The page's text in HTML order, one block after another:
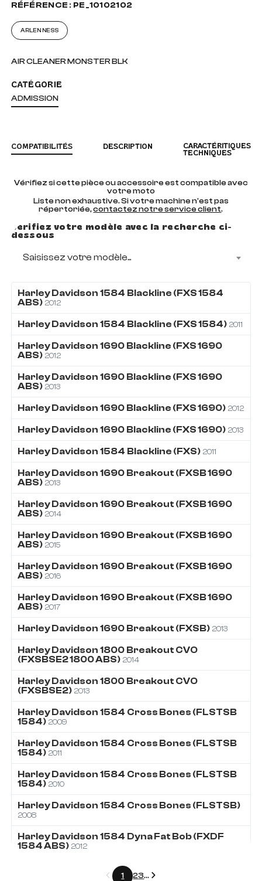
RÉFÉRENCE : PE_10102102
ARLEN NESS
AIR CLEANER MONSTER BLK
CATÉGORIE
ADMISSION
COMPATIBILITÉS DESCRIPTION
CARACTÉRITIQUES
TECHNIQUES
Vérifiez si cette pièce ou accessoire est compatible avec
votre moto
Liste non exhaustive. Si votre machine n'est pas
répertoriée,contactez notre service client.
Vérifiez votre modèle avec la recherche ci-
dessous
Saisissez votre modèle...
Harley Davidson 1584 Blackline (FXS 1584
ABS) 2012
Harley Davidson 1584 Blackline (FXS 1584) 2011
Harley Davidson 1690 Blackline (FXS 1690
ABS) 2012
Harley Davidson 1690 Blackline (FXS 1690
ABS) 2013
Harley Davidson 1690 Blackline (FXS 1690) 2012
Harley Davidson 1690 Blackline (FXS 1690) 2013
Harley Davidson 1584 Blackline (FXS) 2011
Harley Davidson 1690 Breakout (FXSB 1690
ABS) 2013
Harley Davidson 1690 Breakout (FXSB 1690
ABS) 2014
Harley Davidson 1690 Breakout (FXSB 1690
ABS) 2015
Harley Davidson 1690 Breakout (FXSB 1690
ABS) 2016
Harley Davidson 1690 Breakout (FXSB 1690
ABS) 2017
Harley Davidson 1690 Breakout (FXSB) 2013
Harley Davidson 1800 Breakout CVO
(FXSBSE2 1800 ABS) 2014
Harley Davidson 1800 Breakout CVO
(FXSBSE2) 2013
Harley Davidson 1584 Cross Bones (FLSTSB
1584) 2009
Harley Davidson 1584 Cross Bones (FLSTSB
1584) 2011
Harley Davidson 1584 Cross Bones (FLSTSB
1584) 2010
Harley Davidson 1584 Cross Bones (FLSTSB)
2008
Harley Davidson 1584 Dyna Fat Bob (FXDF
1584 ABS) 2012
Précédent
1 23... Suivant